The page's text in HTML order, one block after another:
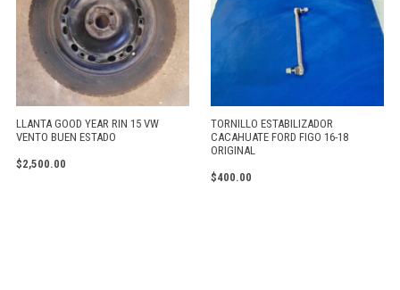
LLANTA GOOD YEAR RIN 15 VW
VENTO BUEN ESTADO
$2,500.00
TORNILLO ESTABILIZADOR
CACAHUATE FORD FIGO 16-18
ORIGINAL
$400.00